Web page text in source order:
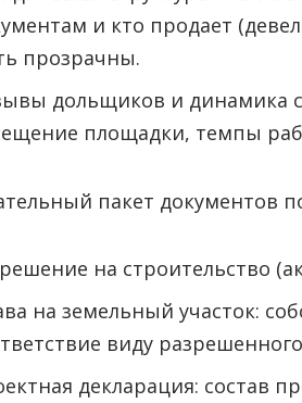
и кто продает
прозрачны.
дольщиков и динамика
площадки, темпы
пакет документов
на строительство
на земельный участок:
виду
декларация: состав